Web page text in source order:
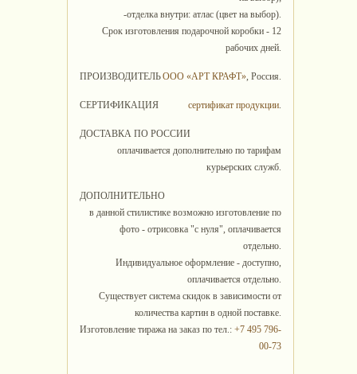
-отделка внутри: атлас (цвет на выбор).
Срок изготовления подарочной коробки - 12
рабочих дней.
ПРОИЗВОДИТЕЛЬООО «АРТ КРАФТ», Россия.
СЕРТИФИКАЦИЯ сертификат продукции.
ДОСТАВКА ПО РОССИИ
оплачивается дополнительно по тарифам
курьерских служб.
ДОПОЛНИТЕЛЬНО
в данной стилистике возможно изготовление по
фото - отрисовка "с нуля", оплачивается
отдельно.
Индивидуальное оформление - доступно,
оплачивается отдельно.
Существует система скидок в зависимости от
количества картин в одной поставке.
Изготовление тиража на заказ по тел.: +7 495 796-
00-73